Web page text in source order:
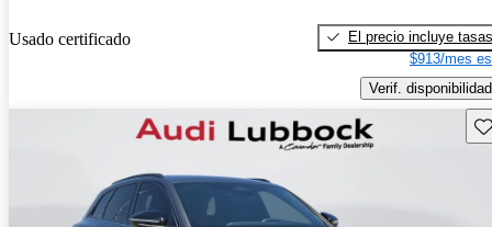
Usado certificado
El precio incluye tasas
$913/mes
Verif. disponibilidad